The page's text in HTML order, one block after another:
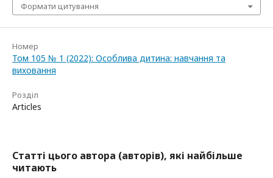
Формати цитування
Номер
Том 105 № 1 (2022): Особлива дитина: навчання та
виховання
Розділ
Articles
Статті цього автора (авторів), які найбільше
читають